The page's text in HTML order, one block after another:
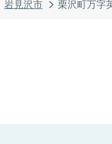
岩見沢市 栗沢町万字